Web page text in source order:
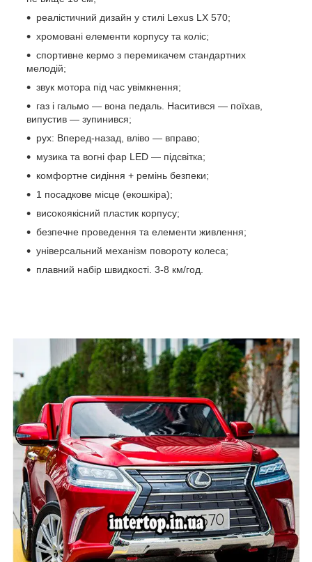
реалістичний дизайн у стилі Lexus LX 570;
хромовані елементи корпусу та коліс;
спортивне кермо з перемикачем стандартних
мелодій;
звук мотора під час увімкнення;
газ і гальмо — вона педаль. Наситився — поїхав,
випустив — зупинився;
рух: Вперед-назад, вліво — вправо;
музика та вогні фар LED — підсвітка;
комфортне сидіння + ремінь безпеки;
1 посадкове місце (екошкіра);
високоякісний пластик корпусу;
безпечне проведення та елементи живлення;
універсальний механізм повороту колеса;
плавний набір швидкості. 3-8 км/год.